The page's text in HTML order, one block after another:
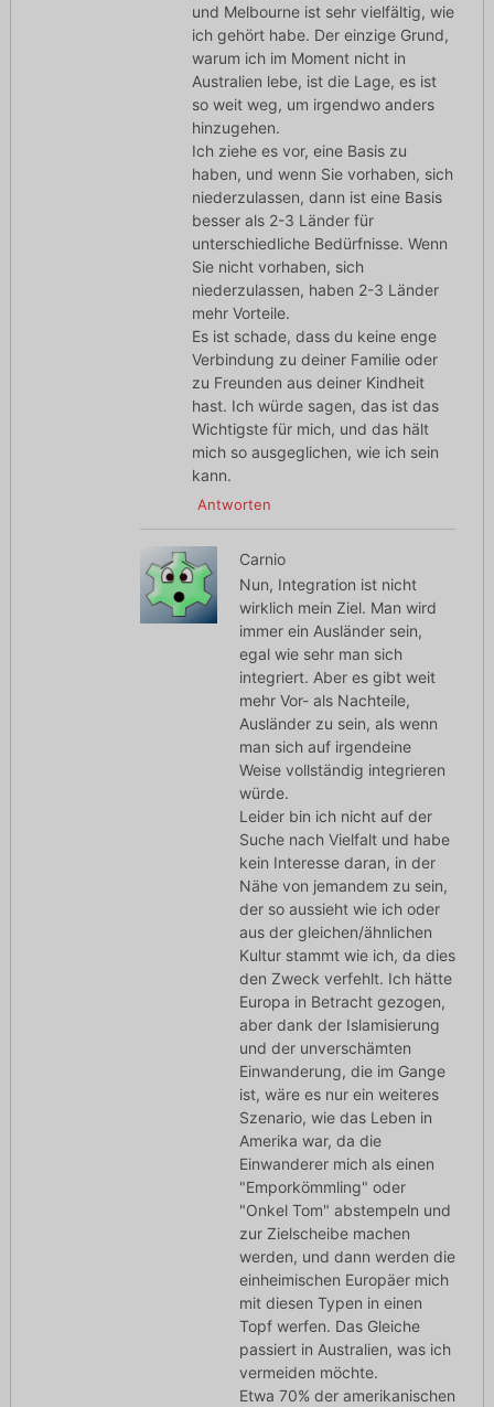
und Melbourne ist sehr vielfältig, wie
ich gehört habe. Der einzige Grund,
warum ich im Moment nicht in
Australien lebe, ist die Lage, es ist
so weit weg, um irgendwo anders
hinzugehen.
Ich ziehe es vor, eine Basis zu
haben, und wenn Sie vorhaben, sich
niederzulassen, dann ist eine Basis
besser als 2-3 Länder für
unterschiedliche Bedürfnisse. Wenn
Sie nicht vorhaben, sich
niederzulassen, haben 2-3 Länder
mehr Vorteile.
Es ist schade, dass du keine enge
Verbindung zu deiner Familie oder
zu Freunden aus deiner Kindheit
hast. Ich würde sagen, das ist das
Wichtigste für mich, und das hält
mich so ausgeglichen, wie ich sein
kann.
Antworten
Carnio
Nun, Integration ist nicht
wirklich mein Ziel. Man wird
immer ein Ausländer sein,
egal wie sehr man sich
integriert. Aber es gibt weit
mehr Vor- als Nachteile,
Ausländer zu sein, als wenn
man sich auf irgendeine
Weise vollständig integrieren
würde.
Leider bin ich nicht auf der
Suche nach Vielfalt und habe
kein Interesse daran, in der
Nähe von jemandem zu sein,
der so aussieht wie ich oder
aus der gleichen/ähnlichen
Kultur stammt wie ich, da dies
den Zweck verfehlt. Ich hätte
Europa in Betracht gezogen,
aber dank der Islamisierung
und der unverschämten
Einwanderung, die im Gange
ist, wäre es nur ein weiteres
Szenario, wie das Leben in
Amerika war, da die
Einwanderer mich als einen
"Emporkömmling" oder
"Onkel Tom" abstempeln und
zur Zielscheibe machen
werden, und dann werden die
einheimischen Europäer mich
mit diesen Typen in einen
Topf werfen. Das Gleiche
passiert in Australien, was ich
vermeiden möchte.
Etwa 70% der amerikanischen